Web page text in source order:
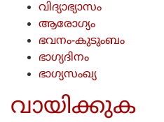
വിദ്യാഭ്യാസം
ആരോഗ്യം
ഭവനം-കുടുംബം
ഭാഗ്യദിനം
ഭാഗ്യസംഖ്യ
വായിക്കുക